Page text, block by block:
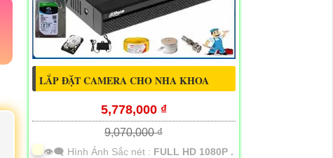
LẮP ĐẶT CAMERA CHO NHA KHOA
5,778,000 ₫
9,070,000 ₫
👁️‍🗨 Hình Ảnh Sắc nét : FULL HD 1080P .